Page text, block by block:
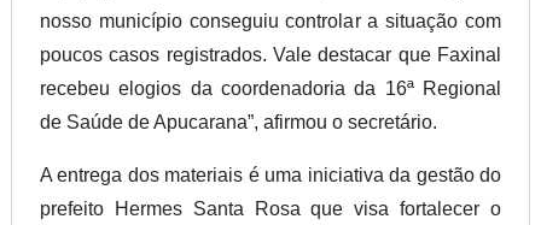
nosso município conseguiu controlar a situação com
poucos casos registrados. Vale destacar que Faxinal
recebeu elogios da coordenadoria da 16ª Regional
de Saúde de Apucarana”, afirmou o secretário.
A entrega dos materiais é uma iniciativa da gestão do
prefeito Hermes Santa Rosa que visa fortalecer o